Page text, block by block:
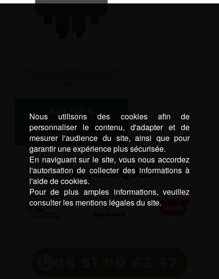
330,00
AJOUTER AU PANIER
NOS MARQUES :
Nous utilisons des cookies afin de
personnaliser le contenu, d'adapter et de
mesurer l'audience du site, ainsi que pour
garantir une expérience plus sécurisée.
En naviguant sur le site, vous nous accordez
l'autorisation de collecter des informations à
l'aide de cookies.
Pour de plus amples informations, veuillez
consulter les mentions légales du site.